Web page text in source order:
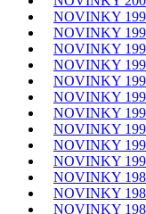
NOVINKY
NOVINKY
NOVINKY
NOVINKY
NOVINKY
NOVINKY
NOVINKY
NOVINKY
NOVINKY
NOVINKY
NOVINKY
NOVINKY
NOVINKY